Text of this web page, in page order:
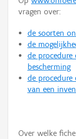
vragen over:
de soorten
de
de procedure
bescherming
de procedure
van een
Over welke